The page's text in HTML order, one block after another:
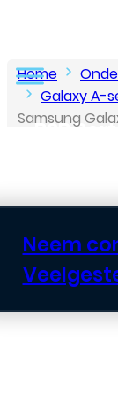
B2B
Neem
Home
Galaxy A-
Samsung